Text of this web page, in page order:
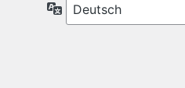
Sprache